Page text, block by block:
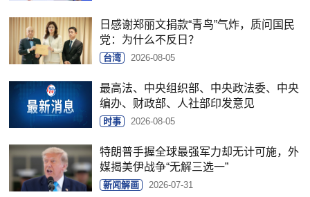
日感谢郑丽文捐款“青鸟”气炸，质问国民
党：为什么不反日？
台湾 2026-08-05
最高法、中央组织部、中央政法委、中央
编办、财政部、人社部印发意见
时事 2026-08-05
特朗普手握全球最强军力却无计可施，外
媒揭美伊战争“无解三选一”
新闻解画 2026-07-31